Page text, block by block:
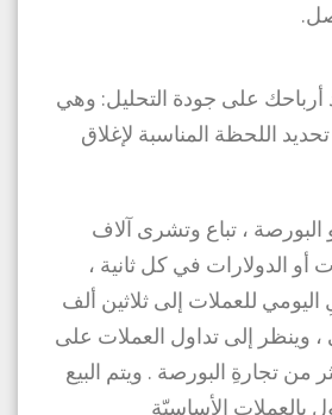
أرباحك على جودة التحليل: وهي
اللحظة المناسبة لإغلاق
، تباع وتشرى آلاف
أو الدولارات في كل ثانية ،
للعملات إلى ثلاثين ألف
، وينظر إلى تداول العملات على
من تجارةِ البورصة . ويتم البيع
بالعملاتِ الأساسيّةِ